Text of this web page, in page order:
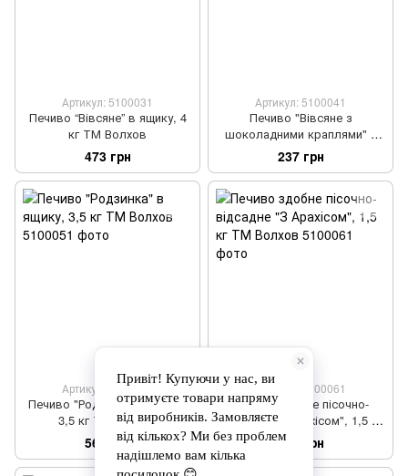
Артикул: 5100031
Печиво “Вівсяне” в ящику, 4
кг ТМ Волхов
473 грн
Артикул: 5100041
Печиво "Вівсяне з
шоколадними краплями" у
ящику, 1,5 кг ТМ Волхов
237 грн
Артикул: 5100051
Печиво "Родзинка" в ящику,
3,5 кг ТМ Волхов
562 грн
Артикул: 5100061
Печиво здобне пісочно-
відсадне "З Арахісом", 1,5 кг
ТМ Волхов
245 грн